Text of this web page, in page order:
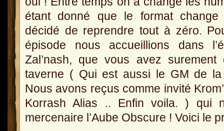
étant donné que le format
décidé de reprendre tout à zéro.
épisode nous accueillions dans
Zal’nash, que vous avez
taverne ( Qui est aussi le GM de
Nous avons reçus comme invité
Korrash Alias .. Enfin voila. ) qui
mercenaire l’Aube Obscure ! Voici le